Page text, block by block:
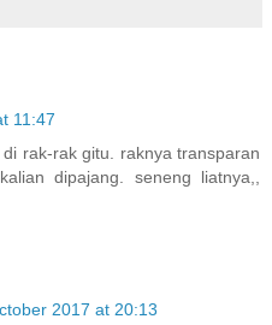
11:47
rak-rak gitu. raknya transparan
dipajang. seneng liatnya,,
2017 at 20:13